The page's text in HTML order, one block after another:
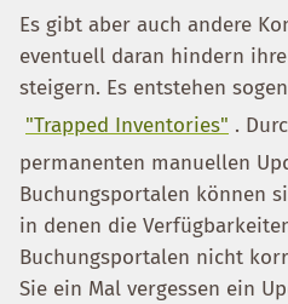
Es gibt aber auch andere
eventuell daran hindern
steigern. Es entstehen
"Trapped Inventories" .
permanenten manuellen
Buchungsportalen können
in denen die
Buchungsportalen nicht
Sie ein Mal vergessen ein